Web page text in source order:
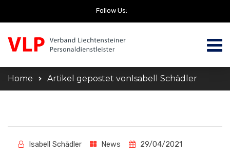
Follow Us:
Home Artikel gepostet vonIsabell Schädler
Isabell Schädler News 29/04/2021